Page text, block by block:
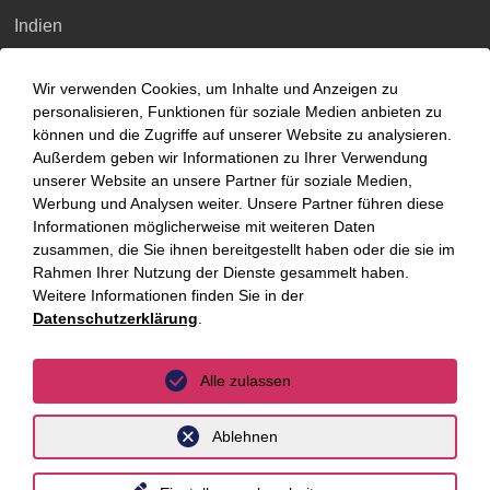
Indien
Malaysia
Singapur
Thailand
Ukraine
Vietnam
Datenschutz Impressum
Wir verwenden Cookies, um Inhalte und Anzeigen zu
personalisieren, Funktionen für soziale Medien anbieten zu
können und die Zugriffe auf unserer Website zu analysieren.
Außerdem geben wir Informationen zu Ihrer Verwendung
unserer Website an unsere Partner für soziale Medien,
Werbung und Analysen weiter. Unsere Partner führen diese
Informationen möglicherweise mit weiteren Daten
zusammen, die Sie ihnen bereitgestellt haben oder die sie im
Rahmen Ihrer Nutzung der Dienste gesammelt haben.
Weitere Informationen finden Sie in der
Datenschutzerklärung
Ablehnen
Alle zulassen